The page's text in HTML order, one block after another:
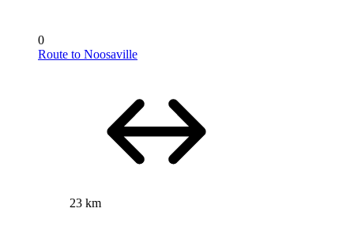
0
Route to Noosaville
23 km